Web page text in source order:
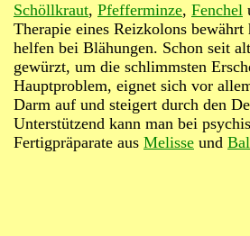
Schöllkraut, Pfefferminze, Fenchel
Therapie eines Reizkolons
helfen bei Blähungen. Schon seit
gewürzt, um die schlimmsten
Hauptproblem, eignet sich vor
Darm auf und steigert durch den
Unterstützend kann man bei
Fertigpräparate aus Melisse und